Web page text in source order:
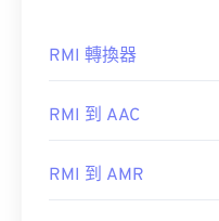
RMI 轉換器
RMI 到 AAC
RMI 到 AMR